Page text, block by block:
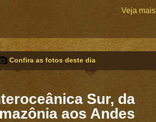
Veja mais
Confira as fotos deste dia
Sur, da
aos Andes